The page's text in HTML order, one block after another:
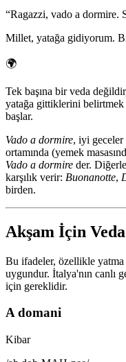
“Ragazzi, vado a dormire.
Millet, yatağa gidiyorum.
🌍
Tek başına bir veda
yatağa gittiklerini
başlar.
Vado a dormire, iyi
ortamında (yemek
Vado a dormire der.
karşılık verir: Buonanotte,
birden.
Akşam İçin
Bu ifadeler, özellikle yatma
uygundur. İtalya'nın canlı
için gereklidir.
A domani
Kibar